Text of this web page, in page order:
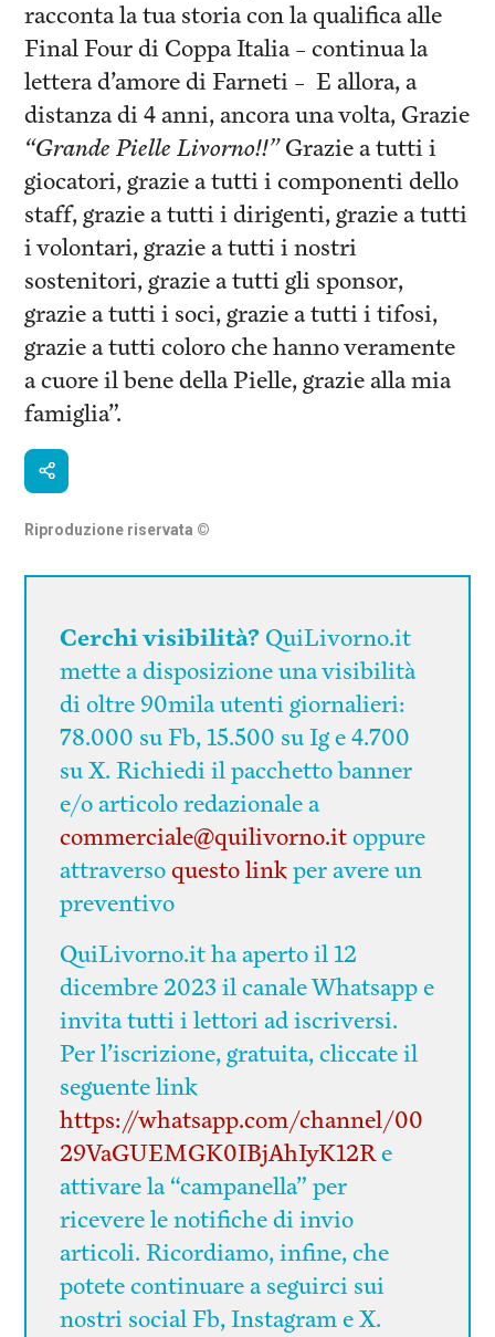
racconta la tua storia con la qualifica alle
Final Four di Coppa Italia – continua la
lettera d’amore di Farneti – E allora, a
distanza di 4 anni, ancora una volta, Grazie
“Grande Pielle Livorno!!”Grazie a tutti i
giocatori, grazie a tutti i componenti dello
staff, grazie a tutti i dirigenti, grazie a tutti
i volontari, grazie a tutti i nostri
sostenitori, grazie a tutti gli sponsor,
grazie a tutti i soci, grazie a tutti i tifosi,
grazie a tutti coloro che hanno veramente
a cuore il bene della Pielle, grazie alla mia
famiglia”.
Riproduzione riservata ©
Cerchi visibilità? QuiLivorno.it
mette a disposizione una visibilità
di oltre 90mila utenti giornalieri:
78.000 su Fb, 15.500 su Ig e 4.700
su X. Richiedi il pacchetto banner
e/o articolo redazionale a
commerciale@quilivorno.itoppure
attraversoquesto linkper avere un
preventivo
QuiLivorno.it ha aperto il 12
dicembre 2023 il canale Whatsapp e
invita tutti i lettori ad iscriversi.
Per l’iscrizione, gratuita, cliccate il
seguente link
https://whatsapp.com/channel/00
29VaGUEMGK0IBjAhIyK12Re
attivare la “campanella” per
ricevere le notifiche di invio
articoli. Ricordiamo, infine, che
potete continuare a seguirci sui
nostri social Fb, Instagram e X.